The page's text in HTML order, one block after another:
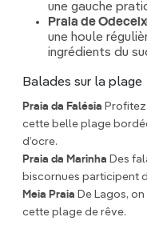
une gauche
Praia de
une houle
ingrédients du
Balades sur la plage
Praia da Falésia
cette belle plage
d’ocre.
Praia da Marinha Des
biscornues participent
Meia Praia De Lagos,
cette plage de rêve.